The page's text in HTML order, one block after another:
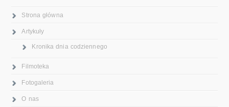
Strona główna
Artykuły
Kronika dnia codziennego
Filmoteka
Fotogaleria
O nas